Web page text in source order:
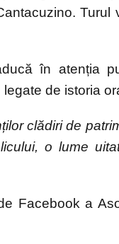
Turul
în atenția
de istoria
clădiri de
o lume
Facebook a